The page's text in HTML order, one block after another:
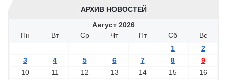
АРХИВ НОВОСТЕЙ
Август 2026
Пн
Вт Ср Чт Пт Сб
Вс
1
2
3
4 5 6 7 8
9
10
11 12 13 14 15
16